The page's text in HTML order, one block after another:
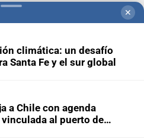
que saber antes de salir
7 de agosto
El tránsito en la provincia
minuto a minuto
ya se presta con
✕
climática: un desafío
Santa Fe y el sur global
a Chile con agenda
al puerto de